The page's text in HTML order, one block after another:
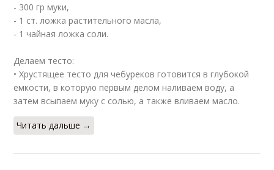
- 300 гр муки,
- 1 ст. ложка растительного масла,
- 1 чайная ложка соли.
Делаем тесто:
• Хрустящее тесто для чебуреков готовится в глубокой
емкости, в которую первым делом наливаем воду, а
затем всыпаем муку с солью, а также вливаем масло.
Читать дальше →